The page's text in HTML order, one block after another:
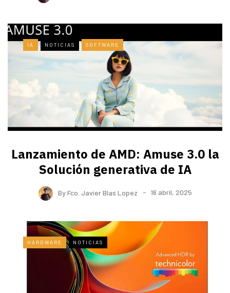
IA NOTICIAS SOFTWARE
Lanzamiento de AMD: Amuse 3.0 la
Solución generativa de IA
ByFco. Javier Blas Lopez 16 abril, 2025
HARDWARE NOTICIAS